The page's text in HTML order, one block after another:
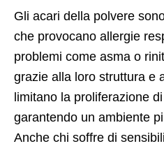
Gli acari della polvere
che provocano allergie
problemi come asma o
grazie alla loro struttura e
limitano la proliferazione
garantendo un ambiente
Anche chi soffre di